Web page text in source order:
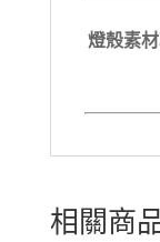
燈殼素
相關商